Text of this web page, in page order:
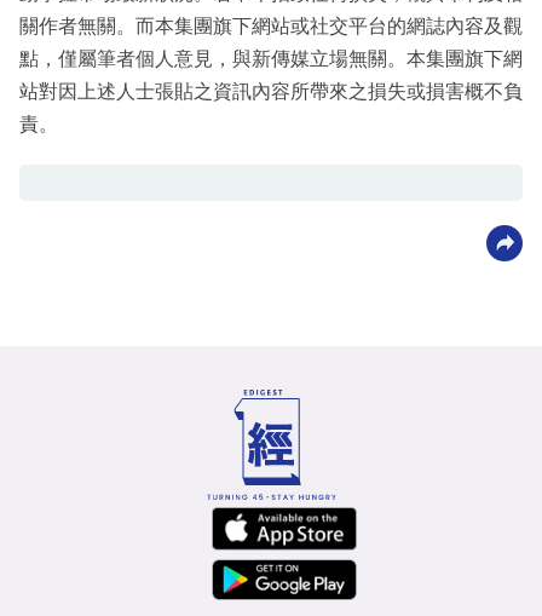
關作者無關。而本集團旗下網站或社交平台的網誌內容及觀
點，僅屬筆者個人意見，與新傳媒立場無關。本集團旗下網
站對因上述人士張貼之資訊內容所帶來之損失或損害概不負
責。